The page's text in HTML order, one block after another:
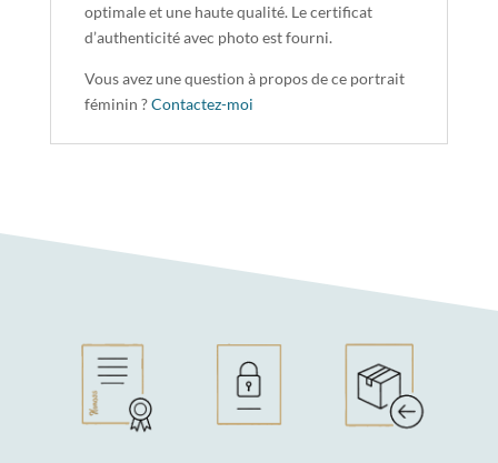
optimale et une haute qualité. Le certificat
d’authenticité avec photo est fourni.
Vous avez une question à propos de ce portrait
féminin ?Contactez-moi